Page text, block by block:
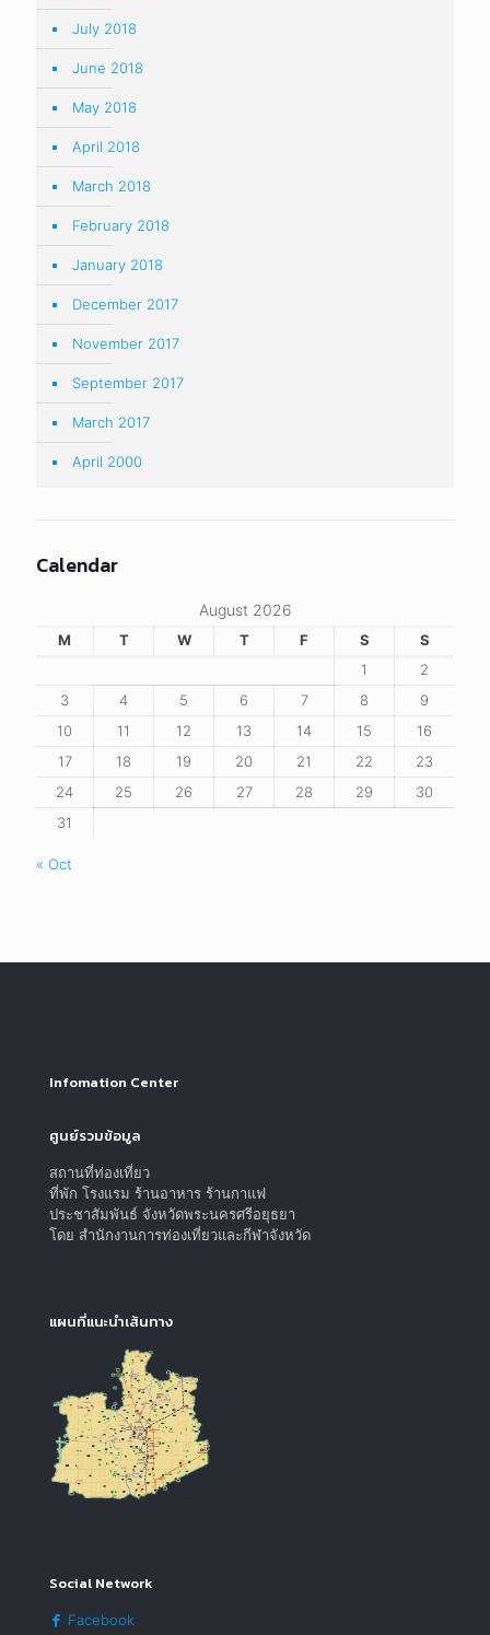
July 2018
June 2018
May 2018
April 2018
March 2018
February 2018
January 2018
December 2017
November 2017
September 2017
March 2017
April 2000
Calendar
August 2026
M T W T F S
S
1
2
3
4 5 6 7 8
9
10
11 12 13 14 15
16
17
18 19 20 21 22
23
24
25 26 27 28 29
30
31
« Oct
Infomation Center
ศูนย์รวมข้อมูล
สถานที่ท่องเที่ยว
ที่พัก โรงแรม ร้านอาหาร ร้านกาแฟ
ประชาสัมพันธ์ จังหวัดพระนครศรีอยุธยา
โดย สำนักงานการท่องเที่ยวและกีฬาจังหวัด
แผนที่แนะนำเส้นทาง
Social Network
Facebook